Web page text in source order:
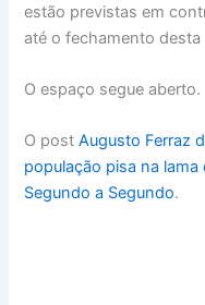
estão previstas em
até o fechamento desta
O espaço segue aberto.
O postAugusto Ferraz
população pisa na lama
Segundo a Segundo.